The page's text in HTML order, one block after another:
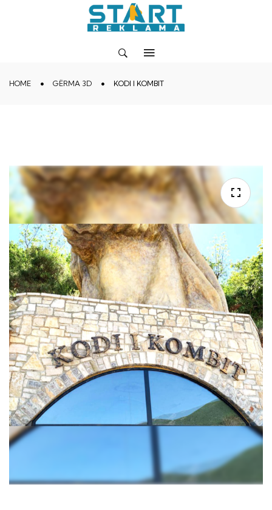
HOME GËRMA 3D KODI I KOMBIT